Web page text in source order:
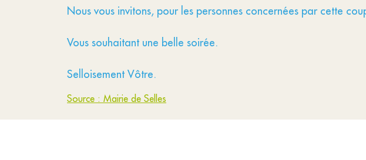
Nous vous invitons, pour les personnes concernées par cette
Vous souhaitant une belle soirée.
Selloisement Vôtre.
Source : Mairie de Selles